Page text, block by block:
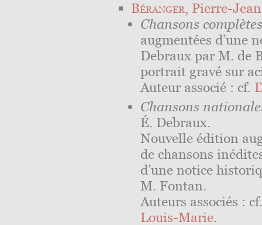
Béranger, Pierre-
Chansons
augmentées d’une
Debraux par M. de
portrait gravé sur
Auteur associé : cf.
Chansons
É. Debraux.
Nouvelle édition
de chansons
d’une notice
M. Fontan.
Auteurs associés :
Louis-Marie.